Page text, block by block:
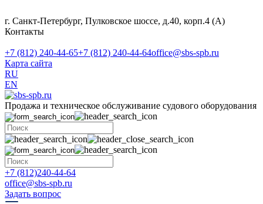
г. Санкт-Петербург, Пулковское шоссе, д.40, корп.4 (А)
Контакты
+7 (812) 240-44-65+7 (812) 240-44-64office@sbs-spb.ru
Карта сайта
RU
EN
Продажа и техническое обслуживание судового оборудования
+7 (812)240-44-64
office@sbs-spb.ru
Задать вопрос